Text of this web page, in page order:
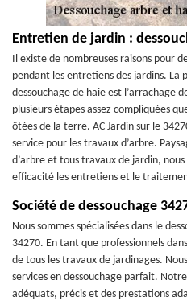
Entretien de jardin :
Il existe de nombreuses raisons pour
pendant les entretiens des jardins.
dessouchage de haie est l’arrachage
plusieurs étapes assez compliquées
ôtées de la terre. AC Jardin sur le
service pour les travaux d’arbre.
d’arbre et tous travaux de jardin,
efficacité les entretiens et le
Société de dessouchage
Nous sommes spécialisées dans le
34270. En tant que professionnels
de tous les travaux de jardinages.
services en dessouchage parfait.
adéquats, précis et des prestations